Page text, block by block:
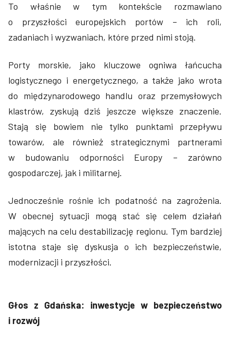
To właśnie w tym kontekście rozmawiano
o przyszłości europejskich portów – ich roli,
zadaniach i wyzwaniach, które przed nimi stoją.
Porty morskie, jako kluczowe ogniwa łańcucha
logistycznego i energetycznego, a także jako wrota
do międzynarodowego handlu oraz przemysłowych
klastrów, zyskują dziś jeszcze większe znaczenie.
Stają się bowiem nie tylko punktami przepływu
towarów, ale również strategicznymi partnerami
w budowaniu odporności Europy – zarówno
gospodarczej, jak i militarnej.
Jednocześnie rośnie ich podatność na zagrożenia.
W obecnej sytuacji mogą stać się celem działań
mających na celu destabilizację regionu. Tym bardziej
istotna staje się dyskusja o ich bezpieczeństwie,
modernizacji i przyszłości.
Głos z Gdańska: inwestycje w bezpieczeństwo
i rozwój